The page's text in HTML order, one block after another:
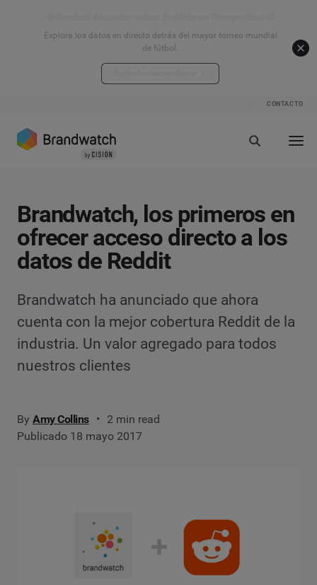
Explora los datos en directo detrás del mayor torneo mundial
de fútbol.
CONTACTO
Brandwatch, los primeros en
ofrecer acceso directo a los
datos de Reddit
Brandwatch ha anunciado que ahora
cuenta con la mejor cobertura Reddit de la
industria. Un valor agregado para todos
nuestros clientes
By Amy Collins
2 min read
Publicado 18 mayo 2017